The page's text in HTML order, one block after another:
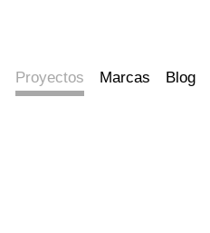
Proyectos Marcas Blog